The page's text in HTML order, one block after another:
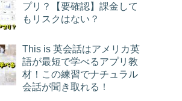
プリ？【要確認】課金して
もリスクはない？
This is 英会話はアメリカ英
語が最短で学べるアプリ教
材！この練習でナチュラル
会話が聞き取れる！